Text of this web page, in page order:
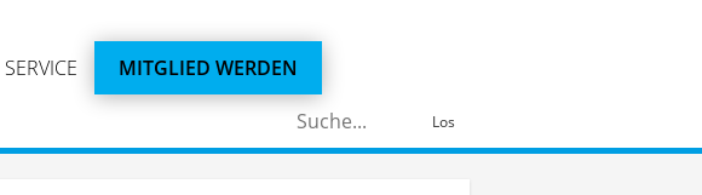
SERVICE
MITGLIED WERDEN
Los